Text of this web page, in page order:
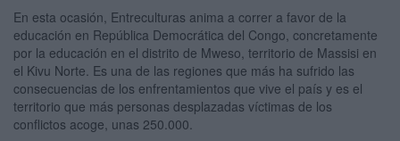
En esta ocasión, Entreculturas anima a correr a favor de la
educación en República Democrática del Congo, concretamente
por la educación en el distrito de Mweso, territorio de Massisi en
el Kivu Norte. Es una de las regiones que más ha sufrido las
consecuencias de los enfrentamientos que vive el país y es el
territorio que más personas desplazadas víctimas de los
conflictos acoge, unas 250.000.